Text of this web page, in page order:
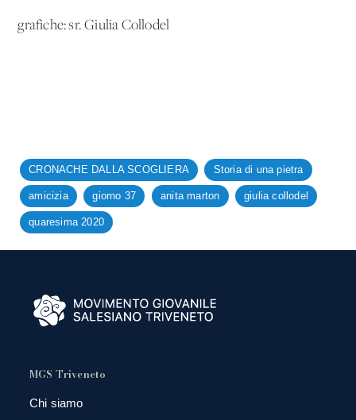
grafiche: sr. Giulia Collodel
CRONACHE DALLA SCOGLIERA Storia di una pietra
amicizia giorno 37 anita marton giulia collodel
quaresima 2020
MGS Triveneto
Chi siamo